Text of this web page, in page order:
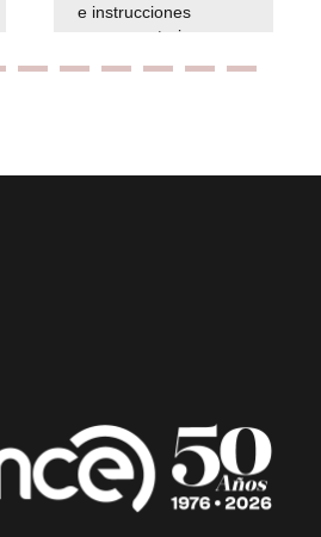
e instrucciones
presuspuetarias